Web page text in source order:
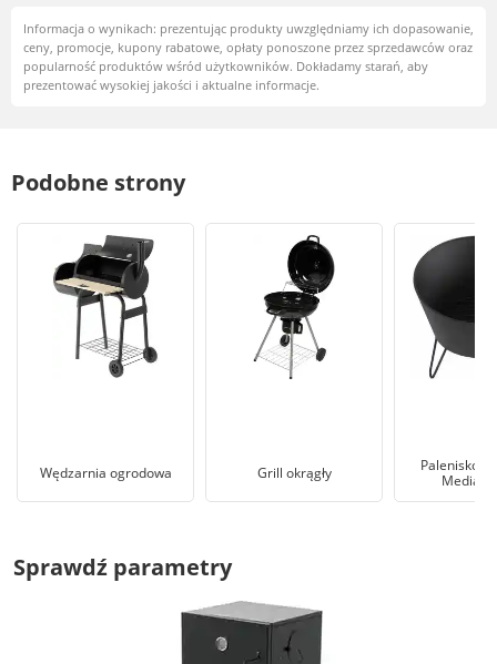
Informacja o wynikach: prezentując produkty uwzględniamy ich dopasowanie,
ceny, promocje, kupony rabatowe, opłaty ponoszone przez sprzedawców oraz
popularność produktów wśród użytkowników. Dokładamy starań, aby
prezentować wysokiej jakości i aktualne informacje.
Podobne strony
Wędzarnia ogrodowa Grill okrągły
Palenisko
Media
Sprawdź parametry